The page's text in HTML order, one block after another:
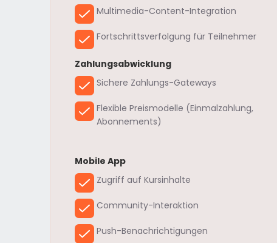
Multimedia-Content-Integration
Fortschrittsverfolgung für Teilnehmer
Zahlungsabwicklung
Sichere Zahlungs-Gateways
Flexible Preismodelle (Einmalzahlung,
Abonnements)
Mobile App
Zugriff auf Kursinhalte
Community-Interaktion
Push-Benachrichtigungen